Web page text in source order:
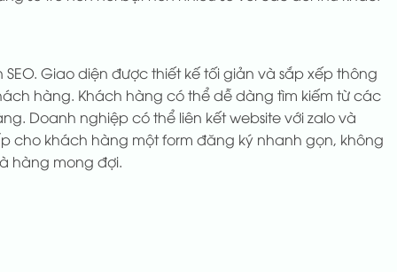
Giao diện được thiết kế tối giản và sắp xếp thông
hàng. Khách hàng có thể dễ dàng tìm kiếm từ các
Doanh nghiệp có thể liên kết website với zalo và
cho khách hàng một form đăng ký nhanh gọn, không
hàng mong đợi.